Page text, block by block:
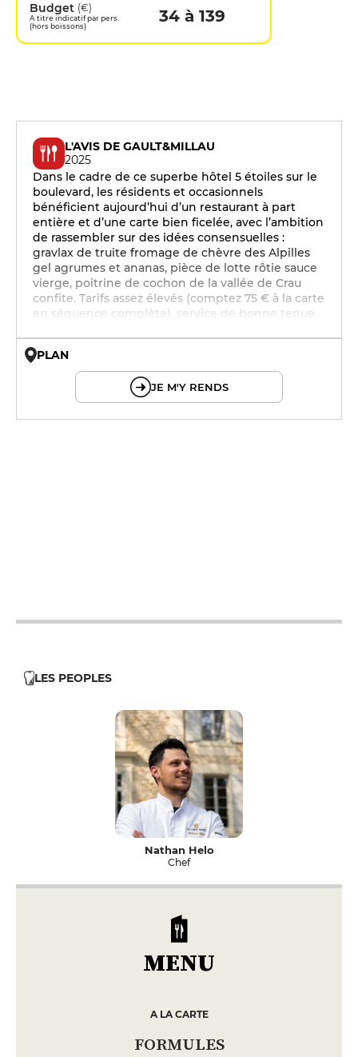
Budget (€)
A titre indicatif par pers.
(hors boissons)
34 à 139
L'AVIS DE GAULT&MILLAU
2025
Dans le cadre de ce superbe hôtel 5 étoiles sur le
boulevard, les résidents et occasionnels
bénéficient aujourd’hui d’un restaurant à part
entière et d’une carte bien ficelée, avec l’ambition
de rassembler sur des idées consensuelles :
gravlax de truite fromage de chèvre des Alpilles
gel agrumes et ananas, pièce de lotte rôtie sauce
vierge, poitrine de cochon de la vallée de Crau
confite. Tarifs assez élevés (comptez 75 € à la carte
en séquence complète), service de bonne tenue.
PLAN
JE M'Y RENDS
LES PEOPLES
Nathan Helo
Chef
MENU
A LA CARTE
FORMULES